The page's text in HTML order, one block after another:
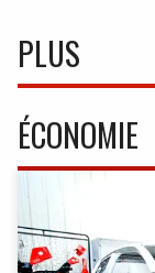
PLUS
ÉCONOMIE